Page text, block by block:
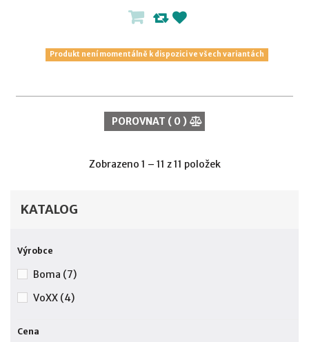
Produkt není momentálně k dispozici ve všech variantách
POROVNAT ( 0)
Zobrazeno 1 – 11 z 11 položek
KATALOG
Výrobce
Boma (7)
VoXX (4)
Cena